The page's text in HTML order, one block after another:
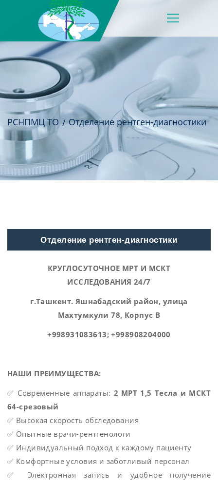
РСНПМЦ ТО Отделение рентген-диагностики
Отделение рентген-диагностики
КРУГЛОСУТОЧНОЕ МРТ И МСКТ
ИССЛЕДОВАНИЯ 24/7
г.Ташкент. Яшнабадский район, улица
Махтумкули 78, Корпус B
+998931083613; +998908204000
НАШИ ПРЕИМУЩЕСТВА:
✅ Современные аппараты: 2 МРТ 1,5 Тесла и МСКТ
64-срезовый
✅ Высокая скорость обследования
✅ Опытные врачи-рентгенологи
✅ Индивидуальный подход к каждому пациенту
✅ Комфортные условия и заботливый персонал
✅ Электронная запись и удобное получение